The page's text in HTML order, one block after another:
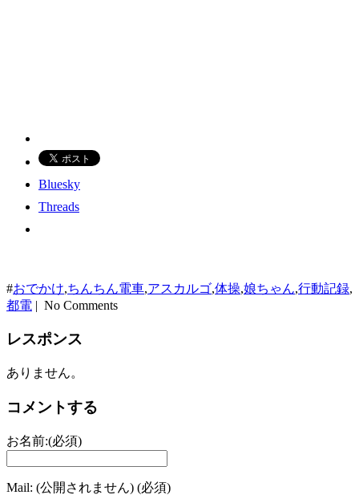
Bluesky
Threads
#おでかけ,ちんちん電車,アスカルゴ,体操,娘ちゃん,行動記録,
都電 | No Comments
レスポンス
ありません。
コメントする
お名前:(必須)
Mail: (公開されません) (必須)